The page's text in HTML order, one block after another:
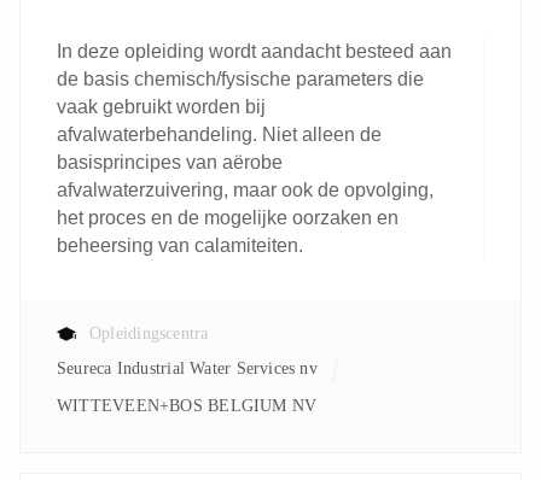
In deze opleiding wordt aandacht besteed aan
de basis chemisch/fysische parameters die
vaak gebruikt worden bij
afvalwaterbehandeling. Niet alleen de
basisprincipes van aërobe
afvalwaterzuivering, maar ook de opvolging,
het proces en de mogelijke oorzaken en
beheersing van calamiteiten.
Opleidingscentra
Seureca Industrial Water Services nv
WITTEVEEN+BOS BELGIUM NV